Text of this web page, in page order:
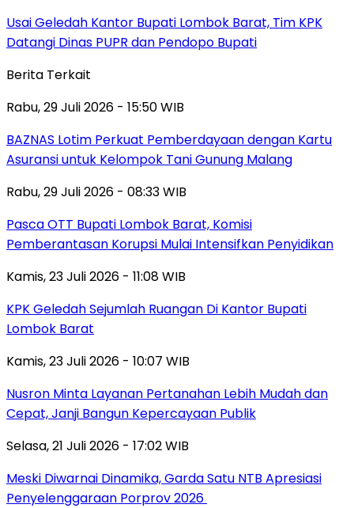
Usai Geledah Kantor Bupati Lombok Barat, Tim KPK
Datangi Dinas PUPR dan Pendopo Bupati
Berita Terkait
Rabu, 29 Juli 2026 - 15:50 WIB
BAZNAS Lotim Perkuat Pemberdayaan dengan Kartu
Asuransi untuk Kelompok Tani Gunung Malang
Rabu, 29 Juli 2026 - 08:33 WIB
Pasca OTT Bupati Lombok Barat, Komisi
Pemberantasan Korupsi Mulai Intensifkan Penyidikan
Kamis, 23 Juli 2026 - 11:08 WIB
KPK Geledah Sejumlah Ruangan Di Kantor Bupati
Lombok Barat
Kamis, 23 Juli 2026 - 10:07 WIB
Nusron Minta Layanan Pertanahan Lebih Mudah dan
Cepat, Janji Bangun Kepercayaan Publik
Selasa, 21 Juli 2026 - 17:02 WIB
Meski Diwarnai Dinamika, Garda Satu NTB Apresiasi
Penyelenggaraan Porprov 2026 ‎